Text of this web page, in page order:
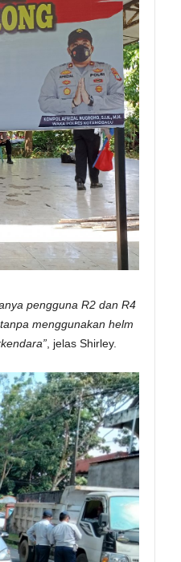
pengguna R2 dan R4
menggunakan helm
, jelas Shirley.